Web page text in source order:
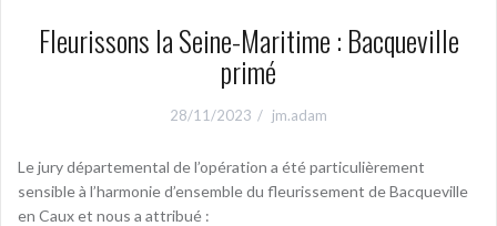
Fleurissons la Seine-Maritime : Bacqueville
primé
28/11/2023 jm.adam
Le jury départemental de l’opération a été particulièrement
sensible à l’harmonie d’ensemble du fleurissement de Bacqueville
en Caux et nous a attribué :